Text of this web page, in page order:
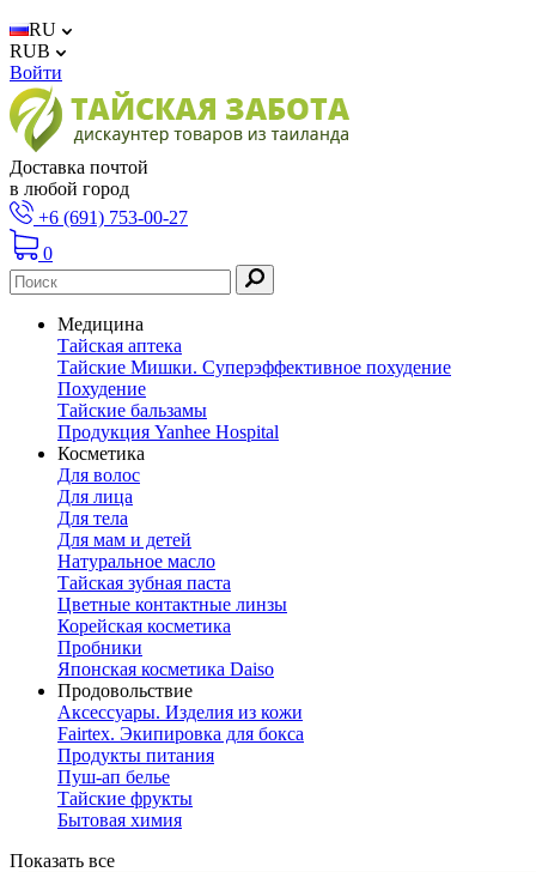
RU
RUB
Войти
Доставка почтой
в любой город
+6 (691) 753-00-27
0
Медицина
Тайская аптека
Тайские Мишки. Суперэффективное похудение
Похудение
Тайские бальзамы
Продукция Yanhee Hospital
Косметика
Для волос
Для лица
Для тела
Для мам и детей
Натуральное масло
Тайская зубная паста
Цветные контактные линзы
Корейская косметика
Пробники
Японская косметика Daiso
Продовольствие
Аксессуары. Изделия из кожи
Fairtex. Экипировка для бокса
Продукты питания
Пуш-ап белье
Тайские фрукты
Бытовая химия
Показать все